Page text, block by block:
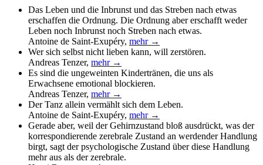
Das Leben und die Inbrunst und das Streben nach etwas
erschaffen die Ordnung. Die Ordnung aber erschafft weder
Leben noch Inbrunst noch Streben nach etwas.
Antoine de Saint-Exupéry, mehr →
Wer sich selbst nicht lieben kann, will zerstören.
Andreas Tenzer, mehr →
Es sind die ungeweinten Kindertränen, die uns als
Erwachsene emotional blockieren.
Andreas Tenzer, mehr →
Der Tanz allein vermählt sich dem Leben.
Antoine de Saint-Exupéry, mehr →
Gerade aber, weil der Gehirnzustand bloß ausdrückt, was der
korrespondierende zerebrale Zustand an werdender Handlung
birgt, sagt der psychologische Zustand über diese Handlung
mehr aus als der zerebrale.